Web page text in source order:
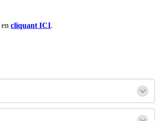
en cliquant ICI.